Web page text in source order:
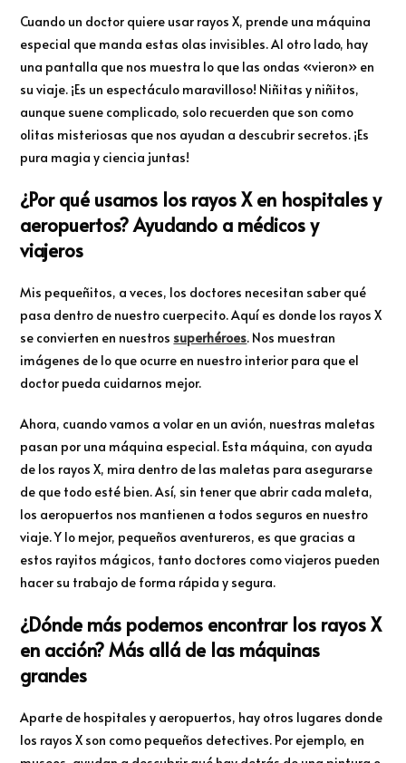
Cuando un doctor quiere usar rayos X, prende una máquina
especial que manda estas olas invisibles. Al otro lado, hay
una pantalla que nos muestra lo que las ondas «vieron» en
su viaje. ¡Es un espectáculo maravilloso! Niñitas y niñitos,
aunque suene complicado, solo recuerden que son como
olitas misteriosas que nos ayudan a descubrir secretos. ¡Es
pura magia y ciencia juntas!
¿Por qué usamos los rayos X en hospitales y
aeropuertos? Ayudando a médicos y
viajeros
Mis pequeñitos, a veces, los doctores necesitan saber qué
pasa dentro de nuestro cuerpecito. Aquí es donde los rayos X
se convierten en nuestros superhéroes. Nos muestran
imágenes de lo que ocurre en nuestro interior para que el
doctor pueda cuidarnos mejor.
Ahora, cuando vamos a volar en un avión, nuestras maletas
pasan por una máquina especial. Esta máquina, con ayuda
de los rayos X, mira dentro de las maletas para asegurarse
de que todo esté bien. Así, sin tener que abrir cada maleta,
los aeropuertos nos mantienen a todos seguros en nuestro
viaje. Y lo mejor, pequeños aventureros, es que gracias a
estos rayitos mágicos, tanto doctores como viajeros pueden
hacer su trabajo de forma rápida y segura.
¿Dónde más podemos encontrar los rayos X
en acción? Más allá de las máquinas
grandes
Aparte de hospitales y aeropuertos, hay otros lugares donde
los rayos X son como pequeños detectives. Por ejemplo, en